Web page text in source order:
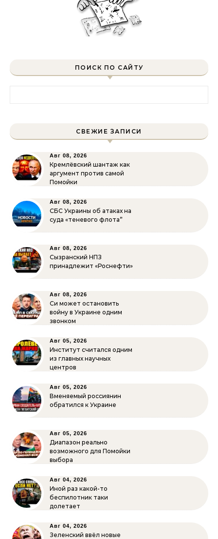
ПОИСК ПО САЙТУ
СВЕЖИЕ ЗАПИСИ
Авг 08, 2026
Кремлёвский шантаж как
аргумент против самой
Помойки
Авг 08, 2026
СБС Украины об атаках на
суда «теневого флота”
Авг 08, 2026
Сызранский НПЗ
принадлежит «Роснефти»
Авг 08, 2026
Си может остановить
войну в Украине одним
звонком
Авг 05, 2026
Институт считался одним
из главных научных
центров
Авг 05, 2026
Вменяемый россиянин
обратился к Украине
Авг 05, 2026
Диапазон реально
возможного для Помойки
выбора
Авг 04, 2026
Иной раз какой-то
беспилотник таки
долетает
Авг 04, 2026
Зеленский ввёл новые